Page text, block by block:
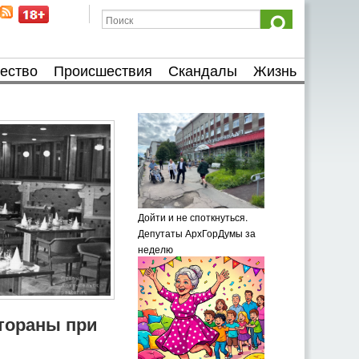
Происшествия Скандалы Жизнь
при
Дойти и не споткнуться.
Депутаты АрхГорДумы за
неделю